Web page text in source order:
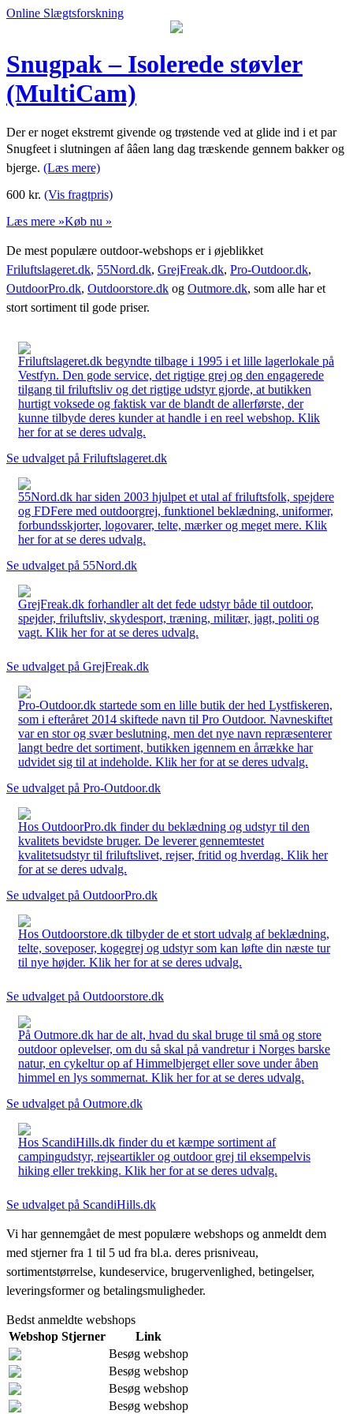
Online Slægtsforskning
Snugpak – Isolerede støvler
(MultiCam)
Der er noget ekstremt givende og trøstende ved at glide ind i et par
Snugfeet i slutningen af ââen lang dag træskende gennem bakker og
bjerge. (Læs mere)
600 kr. (Vis fragtpris)
Læs mere »Køb nu »
De mest populære outdoor-webshops er i øjeblikket
Friluftslageret.dk, 55Nord.dk, GrejFreak.dk, Pro-Outdoor.dk,
OutdoorPro.dk, Outdoorstore.dk og Outmore.dk, som alle har et
stort sortiment til gode priser.
Friluftslageret.dk begyndte tilbage i 1995 i et lille lagerlokale på
Vestfyn. Den gode service, det rigtige grej og den engagerede
tilgang til friluftsliv og det rigtige udstyr gjorde, at butikken
hurtigt voksede og faktisk var de blandt de allerførste, der
kunne tilbyde deres kunder at handle i en reel webshop. Klik
her for at se deres udvalg.
Se udvalget på Friluftslageret.dk
55Nord.dk har siden 2003 hjulpet et utal af friluftsfolk, spejdere
og FDFere med outdoorgrej, funktionel beklædning, uniformer,
forbundsskjorter, logovarer, telte, mærker og meget mere. Klik
her for at se deres udvalg.
Se udvalget på 55Nord.dk
GrejFreak.dk forhandler alt det fede udstyr både til outdoor,
spejder, friluftsliv, skydesport, træning, militær, jagt, politi og
vagt. Klik her for at se deres udvalg.
Se udvalget på GrejFreak.dk
Pro-Outdoor.dk startede som en lille butik der hed Lystfiskeren,
som i efteråret 2014 skiftede navn til Pro Outdoor. Navneskiftet
var en stor og svær beslutning, men det nye navn repræsenterer
langt bedre det sortiment, butikken igennem en årrække har
udvidet sig til at indeholde. Klik her for at se deres udvalg.
Se udvalget på Pro-Outdoor.dk
Hos OutdoorPro.dk finder du beklædning og udstyr til den
kvalitets bevidste bruger. De leverer gennemtestet
kvalitetsudstyr til friluftslivet, rejser, fritid og hverdag. Klik her
for at se deres udvalg.
Se udvalget på OutdoorPro.dk
Hos Outdoorstore.dk tilbyder de et stort udvalg af beklædning,
telte, soveposer, kogegrej og udstyr som kan løfte din næste tur
til nye højder. Klik her for at se deres udvalg.
Se udvalget på Outdoorstore.dk
På Outmore.dk har de alt, hvad du skal bruge til små og store
outdoor oplevelser, om du så skal på vandretur i Norges barske
natur, en cykeltur op af Himmelbjerget eller sove under åben
himmel en lys sommernat. Klik her for at se deres udvalg.
Se udvalget på Outmore.dk
Hos ScandiHills.dk finder du et kæmpe sortiment af
campingudstyr, rejseartikler og outdoor grej til eksempelvis
hiking eller trekking. Klik her for at se deres udvalg.
Se udvalget på ScandiHills.dk
Vi har gennemgået de mest populære webshops og anmeldt dem
med stjerner fra 1 til 5 ud fra bl.a. deres prisniveau,
sortimentstørrelse, kundeservice, brugervenlighed, betingelser,
leveringsformer og betalingsmuligheder.
Bedst anmeldte webshops
Webshop Stjerner
Link
Besøg webshop
Besøg webshop
Besøg webshop
Besøg webshop